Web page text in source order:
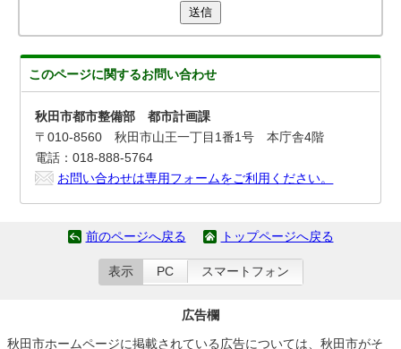
送信
このページに関するお問い合わせ
秋田市都市整備部 都市計画課
〒010-8560 秋田市山王一丁目1番1号 本庁舎4階
電話：018-888-5764
お問い合わせは専用フォームをご利用ください。
前のページへ戻る トップページへ戻る
表示 PC スマートフォン
広告欄
秋田市ホームページに掲載されている広告については、秋田市がそ